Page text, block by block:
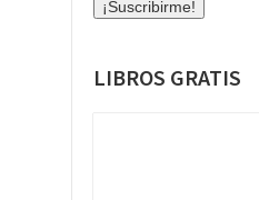
LIBROS GRATIS